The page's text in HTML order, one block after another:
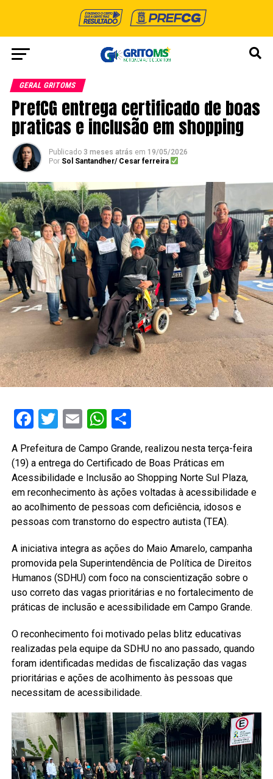
GERAL GRITOMS
PrefCG entrega certificado de boas
praticas e inclusão em shopping
Publicado 3 meses atrás em 19/05/2026
Por Sol Santandher/ Cesar ferreira
Facebook
Twitter
EmailWhatsApp
Share
A Prefeitura de Campo Grande, realizou nesta terça-feira
(19) a entrega do Certificado de Boas Práticas em
Acessibilidade e Inclusão ao Shopping Norte Sul Plaza,
em reconhecimento às ações voltadas à acessibilidade e
ao acolhimento de pessoas com deficiência, idosos e
pessoas com transtorno do espectro autista (TEA).
A iniciativa integra as ações do Maio Amarelo, campanha
promovida pela Superintendência de Política de Direitos
Humanos (SDHU) com foco na conscientização sobre o
uso correto das vagas prioritárias e no fortalecimento de
práticas de inclusão e acessibilidade em Campo Grande.
O reconhecimento foi motivado pelas blitz educativas
realizadas pela equipe da SDHU no ano passado, quando
foram identificadas medidas de fiscalização das vagas
prioritárias e ações de acolhimento às pessoas que
necessitam de acessibilidade.